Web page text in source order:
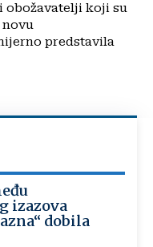
obožavatelji koji su
predstavila
izazova
dobila